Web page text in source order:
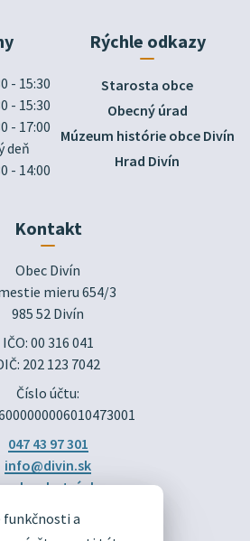
funkčnosti a
- 15:30
- 15:30
- 17:00
deň
- 14:00
Rýchle odkazy
Starosta obce
Obecný úrad
Múzeum histórie obce Divín
Hrad Divín
Kontakt
Obec Divín
mieru 654/3
985 52 Divín
IČO: 00 316 041
202 123 7042
Číslo účtu:
047 43 97 301
info@divin.sk
stránka